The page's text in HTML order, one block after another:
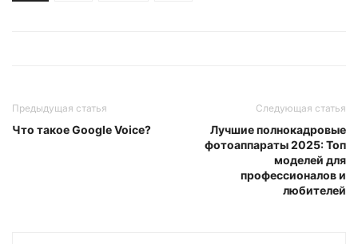
Предыдущая статья
Что такое Google Voice?
Следующая статья
Лучшие полнокадровые
фотоаппараты 2025: Топ
моделей для
профессионалов и
любителей